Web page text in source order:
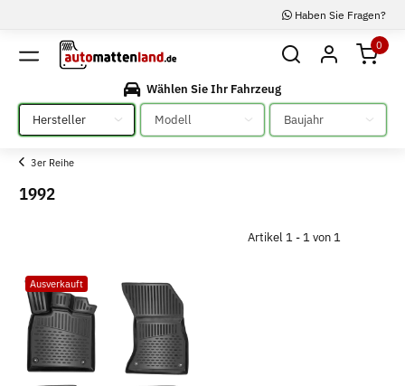
Haben Sie Fragen?
0
Wählen Sie Ihr Fahrzeug
Bitte auswählen
Bitte auswählen Bitte auswählen
3er Reihe
1992
Artikel 1 - 1 von 1
Ausverkauft